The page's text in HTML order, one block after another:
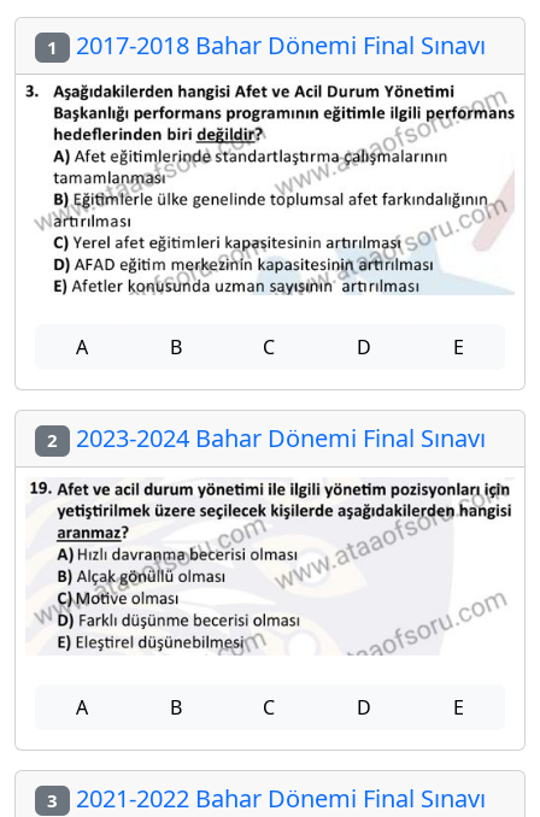
1 2017-2018 Bahar Dönemi Final Sınavı
A B C D E
2 2023-2024 Bahar Dönemi Final Sınavı
A B C D E
3 2021-2022 Bahar Dönemi Final Sınavı